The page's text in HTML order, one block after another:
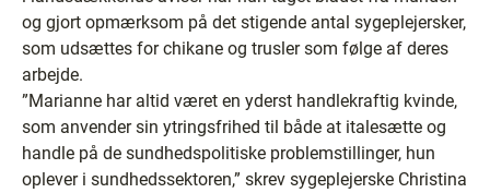
og gjort opmærksom på det stigende antal sygeplejersker,
som udsættes for chikane og trusler som følge af deres
arbejde.
”Marianne har altid været en yderst handlekraftig kvinde,
som anvender sin ytringsfrihed til både at italesætte og
handle på de sundhedspolitiske problemstillinger, hun
oplever i sundhedssektoren,” skrev sygeplejerske Christina